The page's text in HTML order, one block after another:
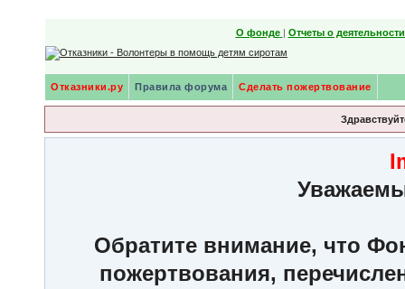
О фонде | Отчеты о
Отказники.ру Правила форума Сделать пожертвование
Обратите внимание, что
пожертвования,